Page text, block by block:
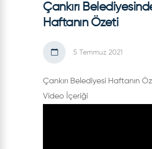
Çankırı
Haftanın Özeti
5 Temmuz 2021
Çankırı Belediyesi Haftanın
Video İçeriği